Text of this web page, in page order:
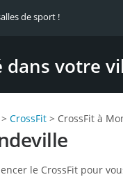
de sport !
votre
> CrossFit > CrossFit à
le CrossFit pour